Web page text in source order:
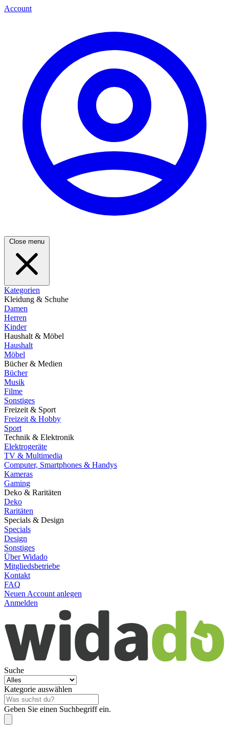
Account
Close menu
Kategorien
Kleidung & Schuhe
Damen
Herren
Kinder
Haushalt & Möbel
Haushalt
Möbel
Bücher & Medien
Bücher
Musik
Filme
Sonstiges
Freizeit & Sport
Freizeit & Hobby
Sport
Technik & Elektronik
Elektrogeräte
TV & Multimedia
Computer, Smartphones & Handys
Kameras
Gaming
Deko & Raritäten
Deko
Raritäten
Specials & Design
Specials
Design
Sonstiges
Über Widado
Mitgliedsbetriebe
Kontakt
FAQ
Neuen Account anlegen
Anmelden
Suche
Kategorie auswählen
Geben Sie einen Suchbegriff ein.